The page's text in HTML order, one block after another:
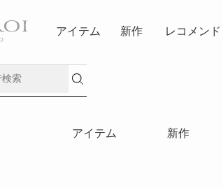
アイテム 新作
アイテム 新作 レコメンド